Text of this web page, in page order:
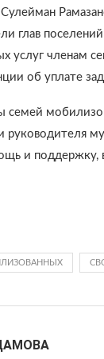
глав
услуг членам
об уплате
семей
руководителя
и поддержку,